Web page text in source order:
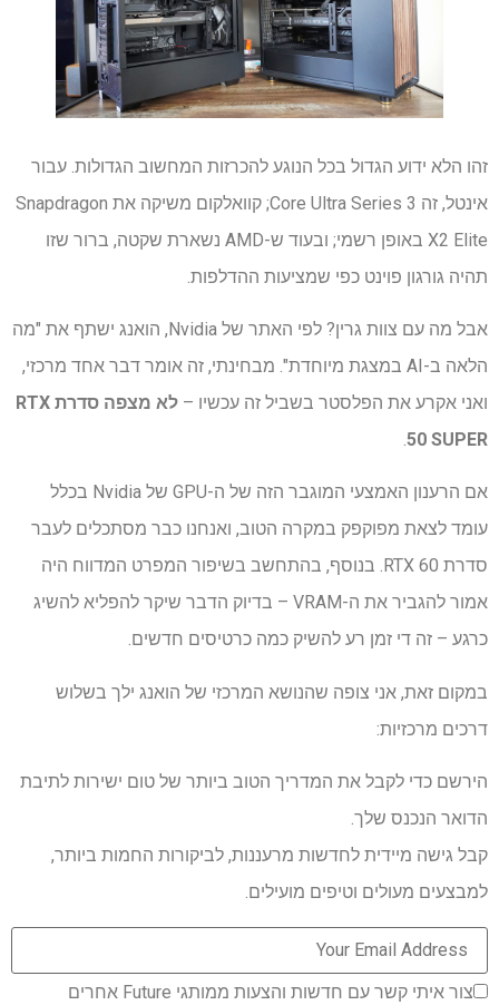
זהו הלא ידוע הגדול בכל הנוגע להכרזות המחשוב הגדולות. עבור
אינטל, זה Core Ultra Series 3; קוואלקום משיקה את Snapdragon
X2 Elite באופן רשמי; ובעוד ש-AMD נשארת שקטה, ברור שזו
תהיה גורגון פוינט כפי שמציעות ההדלפות.
אבל מה עם צוות גרין? לפי האתר של Nvidia, הואנג ישתף את "מה
הלאה ב-AI במצגת מיוחדת". מבחינתי, זה אומר דבר אחד מרכזי,
ואני אקרע את הפלסטר בשביל זה עכשיו – לא מצפה
סדרת RTX
50 SUPER
.
אם הרענון האמצעי המוגבר הזה של ה-GPU של Nvidia בכלל
עומד לצאת מפוקפק במקרה הטוב, ואנחנו כבר מסתכלים לעבר
סדרת RTX 60. בנוסף, בהתחשב בשיפור המפרט המדווח היה
אמור להגביר את ה-VRAM – בדיוק הדבר שיקר להפליא להשיג
כרגע – זה די זמן רע להשיק כמה כרטיסים חדשים.
במקום זאת, אני צופה שהנושא המרכזי של הואנג ילך בשלוש
דרכים מרכזיות:
הירשם כדי לקבל את המדריך הטוב ביותר של טום ישירות לתיבת
הדואר הנכנס שלך.
קבל גישה מיידית לחדשות מרעננות, לביקורות החמות ביותר,
למבצעים מעולים וטיפים מועילים.
צור איתי קשר עם חדשות והצעות ממותגי Future אחרים